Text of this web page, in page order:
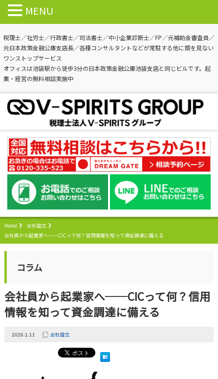
税理士／社労士／行政書士／司法書士／中小企業診断士／FP／元補助金審査員／
元日本政策金融公庫支店長／各種コンサルタントなどが常駐する他に類を見ない
ワンストップサービス
オフィスは池袋駅から徒歩3分の日本政策金融公庫池袋支店と同じビルです。起
業・経営の無料相談実施中
Home
会社設立
会社員から起業家へ──CICって何？信用情報を知って資金調達に備える
コラム
会社員から起業家へ──CICって何？信用
情報を知って資金調達に備える
2026.1.11 会社設立
MENU